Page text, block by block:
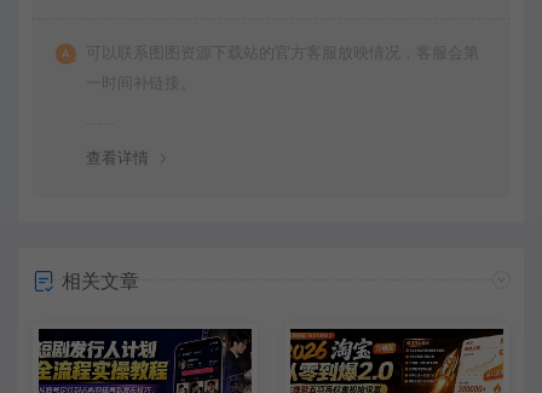
可以联系图图资源下载站的官方客服放映情况，客服会第
一时间补链接。
查看详情
相关文章